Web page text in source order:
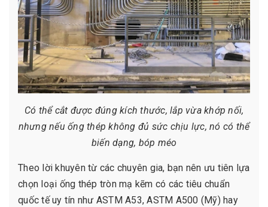
Có thể cắt được đúng kích thước, lắp vừa khớp nối,
nhưng nếu ống thép không đủ sức chịu lực, nó có thể
biến dạng, bóp méo
Theo lời khuyên từ các chuyên gia, bạn nên ưu tiên lựa
chọn loại ống thép tròn mạ kẽm có các tiêu chuẩn
quốc tế uy tín như ASTM A53, ASTM A500 (Mỹ) hay